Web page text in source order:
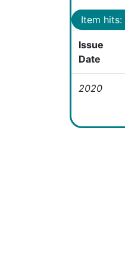
Item hits:
Issue
Date
2020